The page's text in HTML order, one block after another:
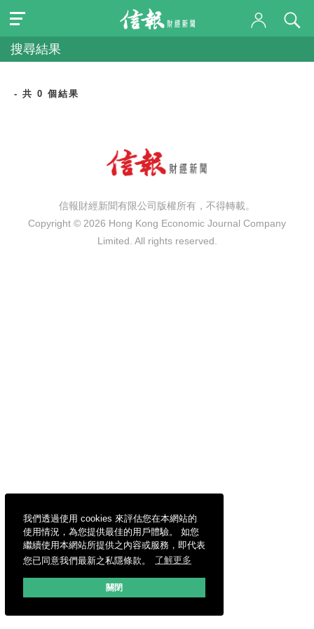
我們透過使用 cookies 來評估您在本網站的
使用情況，為您提供最佳的用戶體驗。 如您
繼續使用本網站所提供之內容或服務，即代表
您已同意我們最新之私隱條款。
了解更多
關閉
搜尋結果
- 共 0 個結果
信報財經新聞有限公司版權所有，不得轉載。
Copyright © 2026 Hong Kong Economic Journal Company
Limited. All rights reserved.